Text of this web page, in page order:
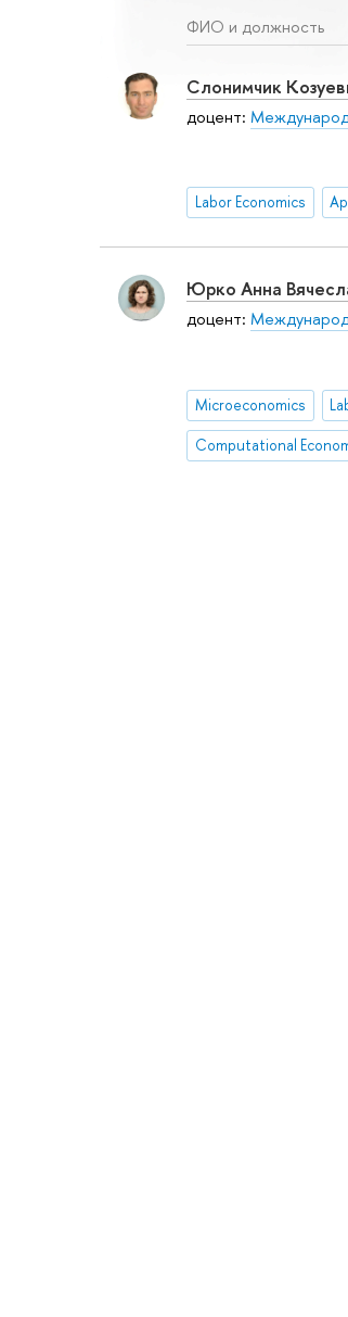
ФИО и должность
Слонимчик
доцент:
Labor Economics
Юрко Анна
доцент:
Microeconomics
Computational